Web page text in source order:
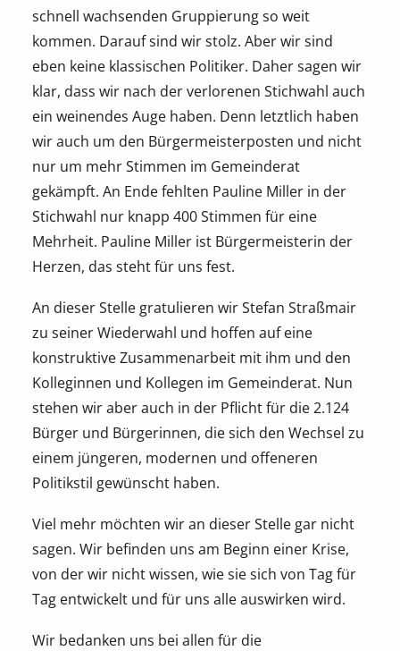
schnell wachsenden Gruppierung so weit
kommen. Darauf sind wir stolz. Aber wir sind
eben keine klassischen Politiker. Daher sagen wir
klar, dass wir nach der verlorenen Stichwahl auch
ein weinendes Auge haben. Denn letztlich haben
wir auch um den Bürgermeisterposten und nicht
nur um mehr Stimmen im Gemeinderat
gekämpft. An Ende fehlten Pauline Miller in der
Stichwahl nur knapp 400 Stimmen für eine
Mehrheit. Pauline Miller ist Bürgermeisterin der
Herzen, das steht für uns fest.
An dieser Stelle gratulieren wir Stefan Straßmair
zu seiner Wiederwahl und hoffen auf eine
konstruktive Zusammenarbeit mit ihm und den
Kolleginnen und Kollegen im Gemeinderat. Nun
stehen wir aber auch in der Pflicht für die 2.124
Bürger und Bürgerinnen, die sich den Wechsel zu
einem jüngeren, modernen und offeneren
Politikstil gewünscht haben.
Viel mehr möchten wir an dieser Stelle gar nicht
sagen. Wir befinden uns am Beginn einer Krise,
von der wir nicht wissen, wie sie sich von Tag für
Tag entwickelt und für uns alle auswirken wird.
Wir bedanken uns bei allen für die